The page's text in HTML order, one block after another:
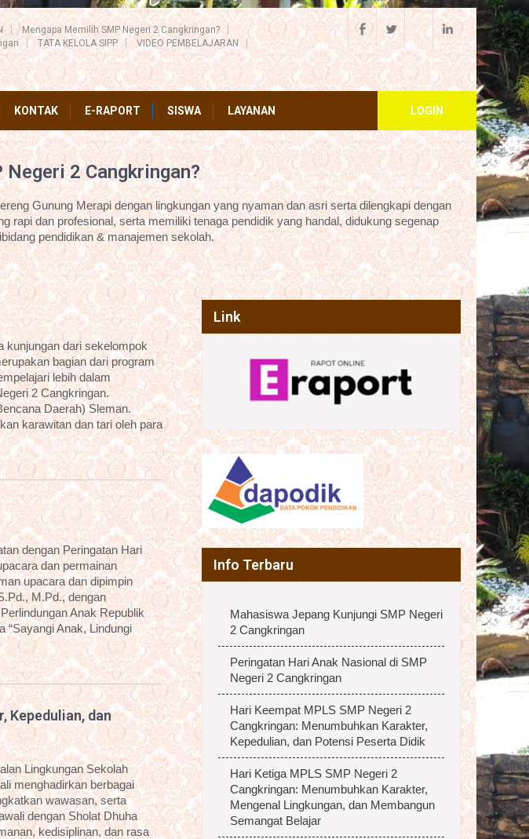
Mengapa Memilih SMP Negeri 2 Cangkringan?
TATA KELOLA SIPP
VIDEO PEMBELAJARAN
KONTAK E-RAPORT SISWA LAYANAN LOGIN
2 Cangkringan?
Gunung Merapi dengan lingkungan yang nyaman dan asri serta dilengkapi dengan
dan profesional, serta memiliki tenaga pendidik yang handal, didukung segenap
pendidikan & manajemen sekolah.
kunjungan dari sekelompok
bagian dari program
lebih dalam
2 Cangkringan.
Daerah) Sleman.
karawitan dan tari oleh para
dengan Peringatan Hari
dan permainan
upacara dan dipimpin
M.Pd., dengan
Anak Republik
“Sayangi Anak, Lindungi
Kepedulian, dan
Lingkungan Sekolah
menghadirkan berbagai
wawasan, serta
dengan Sholat Dhuha
kedisiplinan, dan rasa
Link
Info Terbaru
Mahasiswa Jepang Kunjungi SMP Negeri
2 Cangkringan
Peringatan Hari Anak Nasional di SMP
Negeri 2 Cangkringan
Hari Keempat MPLS SMP Negeri 2
Cangkringan: Menumbuhkan Karakter,
Kepedulian, dan Potensi Peserta Didik
Hari Ketiga MPLS SMP Negeri 2
Cangkringan: Menumbuhkan Karakter,
Mengenal Lingkungan, dan Membangun
Semangat Belajar